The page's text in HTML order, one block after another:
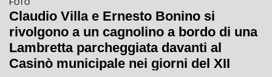
FOTO
Claudio Villa e Ernesto Bonino si
rivolgono a un cagnolino a bordo di una
Lambretta parcheggiata davanti al
Casinò municipale nei giorni del XII